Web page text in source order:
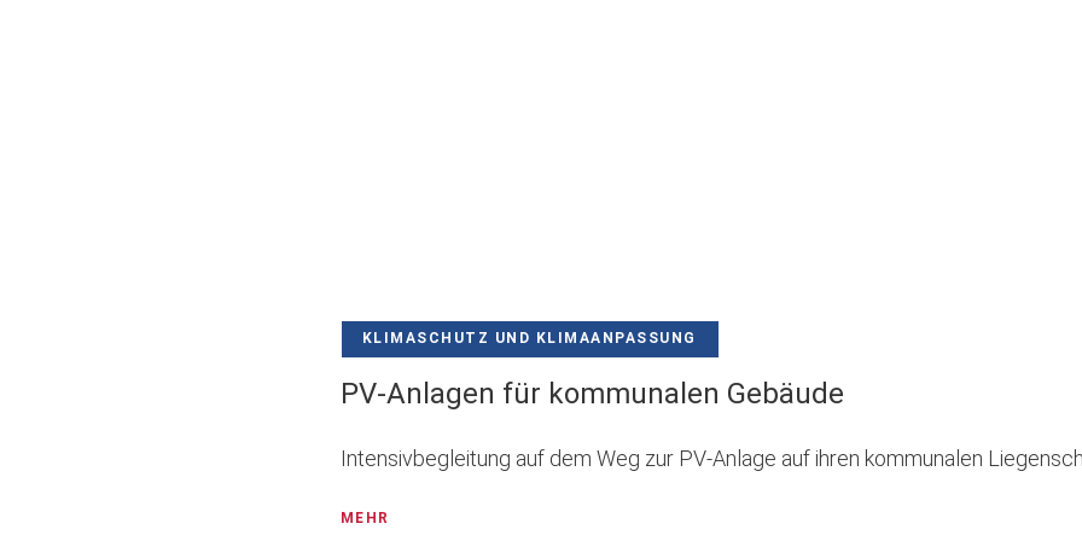
KLIMASCHUTZ UND KLIMAANPASSUNG
PV-Anlagen für kommunalen Gebäude
Intensivbegleitung auf dem Weg zur PV-Anlage auf ihren kommunalen
MEHR